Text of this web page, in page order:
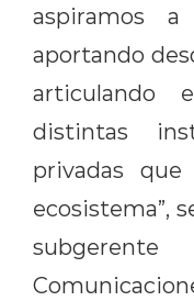
aspiramos
aportando
articulando
distintas
privadas
ecosistema”,